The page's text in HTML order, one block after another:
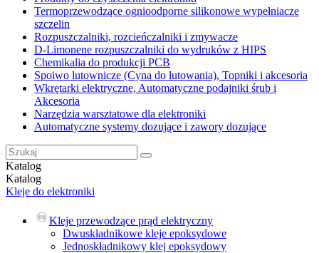
Termoprzewodzące ognioodporne silikonowe wypełniacze
szczelin
Rozpuszczalniki, rozcieńczalniki i zmywacze
D-Limonene rozpuszczalniki do wydruków z HIPS
Chemikalia do produkcji PCB
Spoiwo lutownicze (Cyna do lutowania), Topniki i akcesoria
Wkrętarki elektryczne, Automatyczne podajniki śrub i
Akcesoria
Narzędzia warsztatowe dla elektroniki
Automatyczne systemy dozujące i zawory dozujące
Katalog
Katalog
Kleje do elektroniki
Kleje przewodzące prąd elektryczny
Dwuskładnikowe kleje epoksydowe
Jednoskładnikowy klej epoksydowy